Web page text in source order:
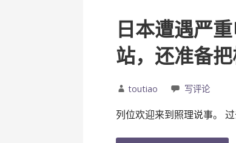
日本遭遇严
站，还准备
toutiao 写评论
列位欢迎来到照理说事。